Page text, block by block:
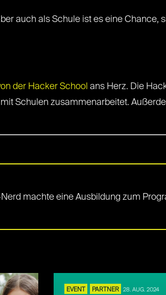
auch als Schule ist es eine Chance,
der Hacker School ans Herz. Die
Schulen zusammenarbeitet.
machte eine Ausbildung zum
EVENT PARTNER 28. AUG. 2024